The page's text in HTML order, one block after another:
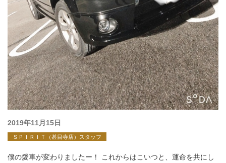
投
稿
2019年11月15日
ＳＰＩＲＩＴ（甚目寺店）スタッフ
僕の愛車が変わりましたー！ これからはこいつと、運命を共にし